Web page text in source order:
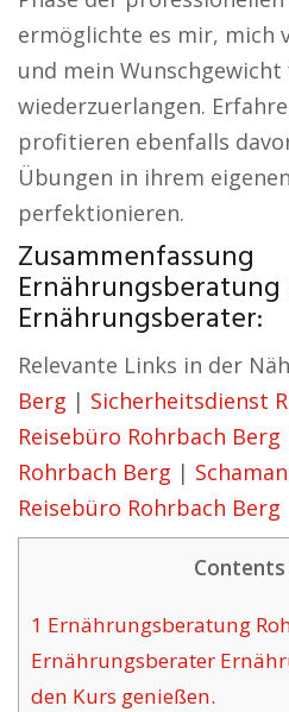
ermöglichte es mir, mich
und mein Wunschgewicht
wiederzuerlangen.
profitieren ebenfalls
Übungen in ihrem
perfektionieren.
Zusammenfassung
Ernährungsberatung
Ernährungsberater:
Relevante Links in der
Berg | Sicherheitsdienst
Reisebüro Rohrbach Berg
Rohrbach Berg |
Reisebüro Rohrbach Berg
Contents
1 Ernährungsberatung
Ernährungsberater
den Kurs genießen.